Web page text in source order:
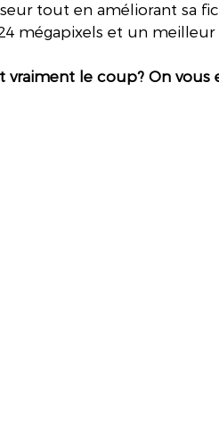
tout en améliorant sa
mégapixels et un meilleur
vraiment le coup? On vous